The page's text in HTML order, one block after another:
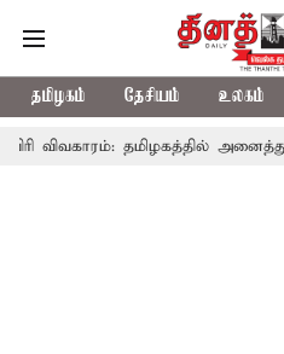
தமிழகம் தேசியம் உலகம்
தமிழகத்தில் அனைத்து